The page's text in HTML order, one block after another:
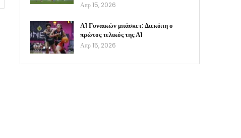
Απρ 15, 2026
Α1 Γυναικών μπάσκετ: Διεκόπη ο
πρώτος τελικός της Α1
Απρ 15, 2026